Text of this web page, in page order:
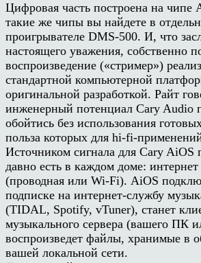
Цифровая часть построена на
такие же чипы вы найдете в
проигрывателе DMS-500. И, что
настоящего уважения, собственно
воспроизведение («стример»)
стандартной компьютерной
оригинальной разработкой. Райт
инженерный потенциал Cary Audio
обойтись без использования
польза которых для hi-fi-
Источником сигнала для Cary AiOS
давно есть в каждом доме: интернет
(проводная или Wi-Fi). AiOS
подписке на интернет-службу
(TIDAL, Spotify, vTuner), станет
музыкального сервера (вашего ПК
воспроизведет файлы, хранимые в
вашей локальной сети.